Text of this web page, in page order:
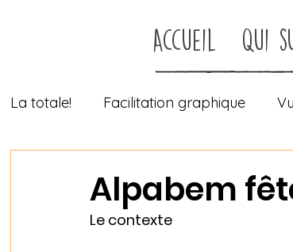
Accueil Qui
La totale! Facilitation graphique
Techniques d'animation
Alpabem
Le contexte